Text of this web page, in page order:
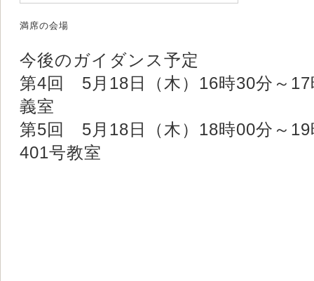
満席の会場
今後のガイダンス予定
第4回 5月18日（木）16時30分～
義室
第5回 5月18日（木）18時00分～
401号教室